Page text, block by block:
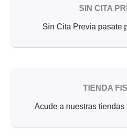
SIN CITA
Sin Cita Previa pasate
TIENDA
Acude a nuestras tiendas